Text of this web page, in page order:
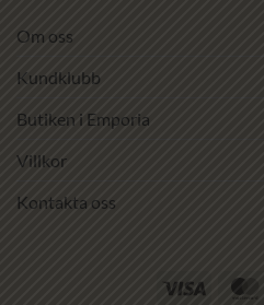
Om oss
Kundklubb
Butiken i Emporia
Villkor
Kontakta oss
Visa